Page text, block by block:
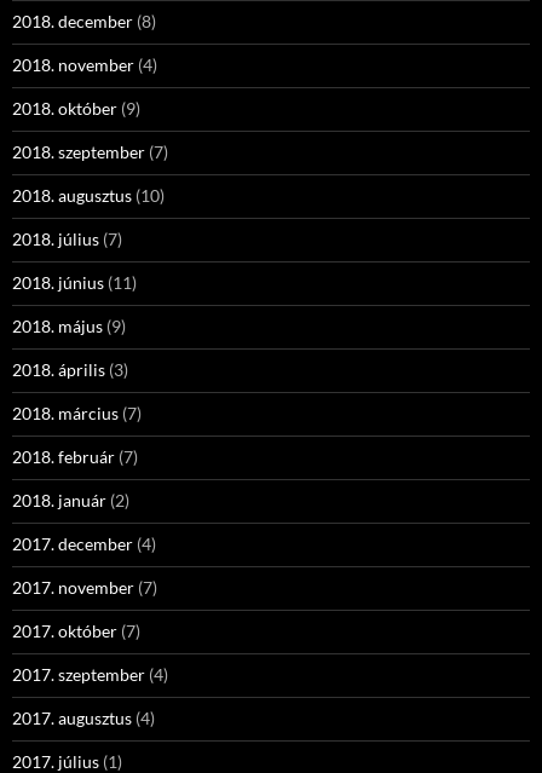
2018. december (8)
2018. november (4)
2018. október (9)
2018. szeptember (7)
2018. augusztus (10)
2018. július (7)
2018. június (11)
2018. május (9)
2018. április (3)
2018. március (7)
2018. február (7)
2018. január (2)
2017. december (4)
2017. november (7)
2017. október (7)
2017. szeptember (4)
2017. augusztus (4)
2017. július (1)